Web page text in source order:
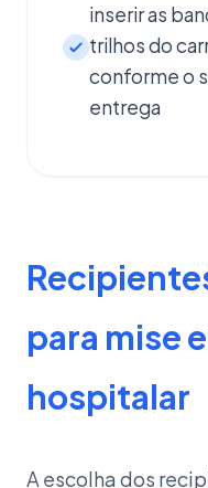
inserir as
trilhos do
conforme o
entrega
para mise
hospitalar
A escolha dos